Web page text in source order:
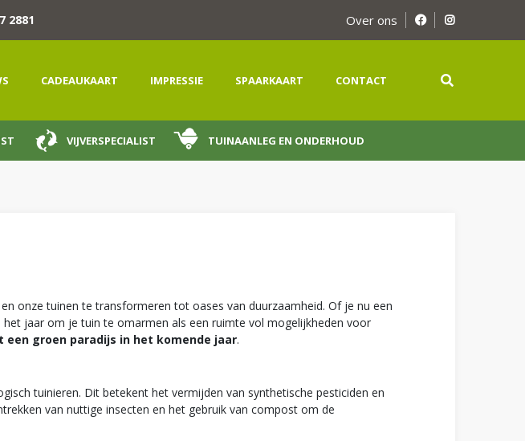
2881 Over ons
CADEAUKAART IMPRESSIE SPAARKAART CONTACT
VIJVERSPECIALIST TUINAANLEG EN ONDERHOUD
onze tuinen te transformeren tot oases van duurzaamheid. Of je nu een
jaar om je tuin te omarmen als een ruimte vol mogelijkheden voor
groen paradijs in het komende jaar.
tuinieren. Dit betekent het vermijden van synthetische pesticiden en
van nuttige insecten en het gebruik van compost om de